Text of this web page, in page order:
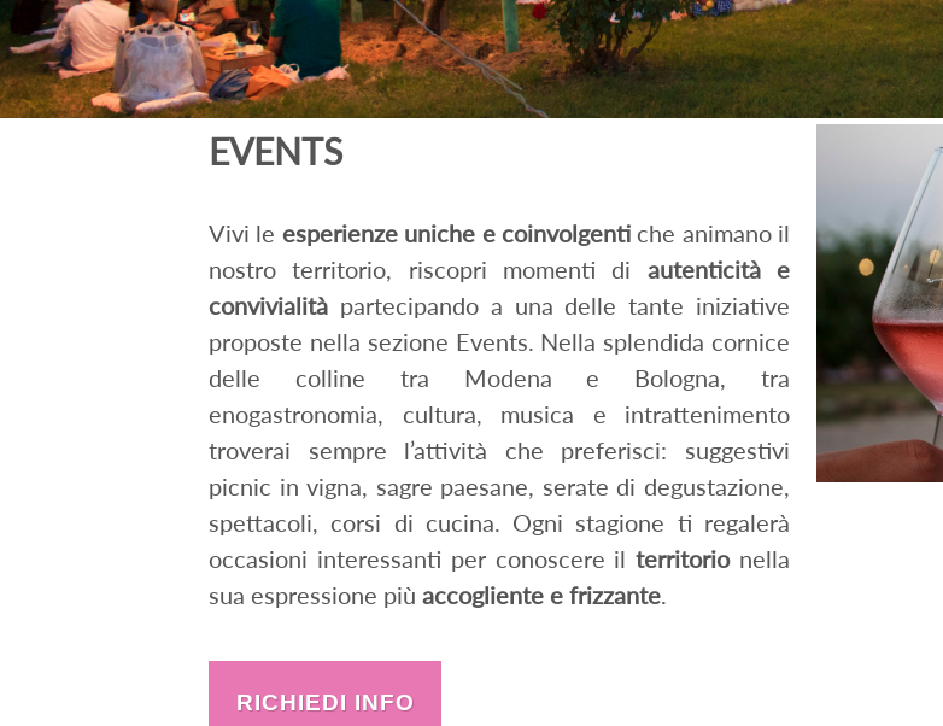
EVENTS
Vivi le esperienze uniche e coinvolgentiche animano il
nostro territorio, riscopri momenti di autenticità e
convivialità partecipando a una delle tante iniziative
proposte nella sezione Events. Nella splendida cornice
delle colline tra Modena e Bologna, tra
enogastronomia, cultura, musica e intrattenimento
troverai sempre l’attività che preferisci: suggestivi
picnic in vigna, sagre paesane, serate di degustazione,
spettacoli, corsi di cucina. Ogni stagione ti regalerà
occasioni interessanti per conoscere ilterritorionella
sua espressione più accogliente e frizzante.
RICHIEDI INFO